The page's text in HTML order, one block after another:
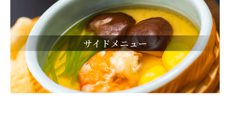
サイドメニュー